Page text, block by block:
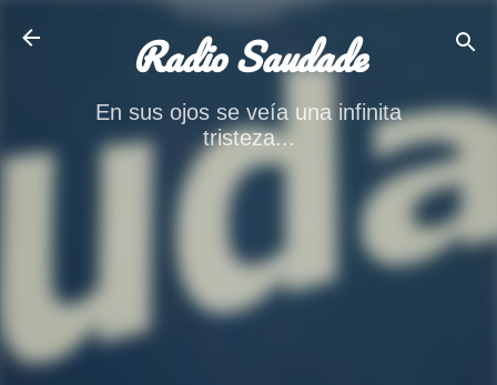
Radio Saudade
En sus ojos se veía una infinita
tristeza...